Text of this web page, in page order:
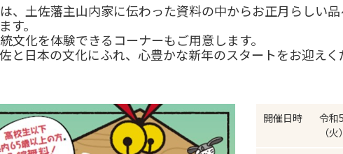
、土佐藩主山内家に伝わった資料の中からお正月らしい
す。
文化を体験できるコーナーもご用意します。
と日本の文化にふれ、心豊かな新年のスタートをお迎え
開催日時
令和
（